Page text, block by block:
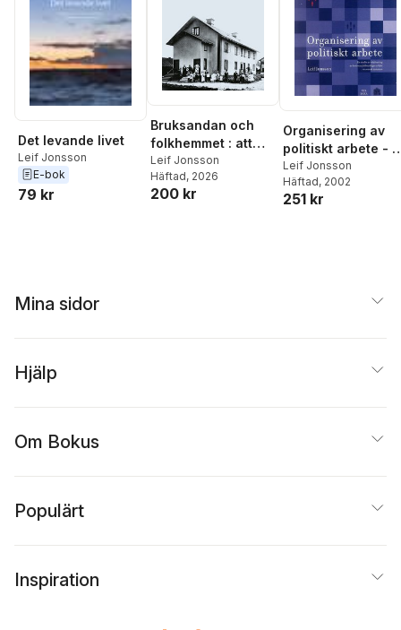
Det levande livet
Leif Jonsson
E-bok
79 kr
Bruksandan och
folkhemmet : att
leva i ett
industrisamhälle
Leif Jonsson
Häftad, 2026
200 kr
Organisering av
politiskt arbete -
studie av
vitalisering av
Leif Jonsson
Häftad, 2002
251 kr
Mina sidor
Hjälp
Om Bokus
Populärt
Inspiration